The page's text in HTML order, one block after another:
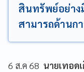
สินทรัพย์อย่าง
สามารถด้านก
6 ส.ค 68 นายเทอด